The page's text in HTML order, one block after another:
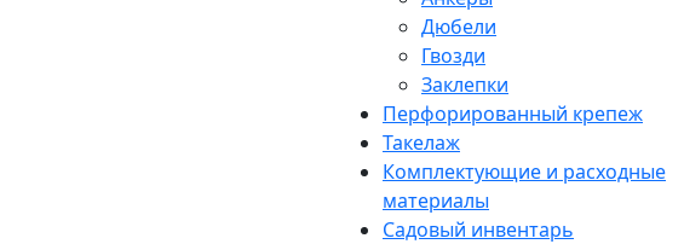
Дюбели
Гвозди
Заклепки
Перфорированный крепеж
Такелаж
Комплектующие и расходные
материалы
Садовый инвентарь